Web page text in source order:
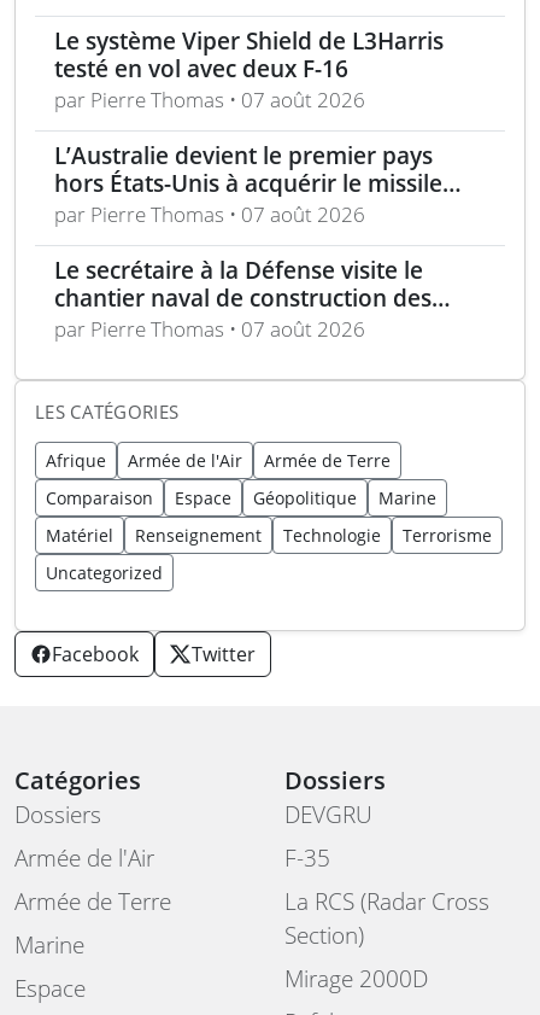
Le système Viper Shield de L3Harris
testé en vol avec deux F-16
par Pierre Thomas • 07 août 2026
L’Australie devient le premier pays
hors États-Unis à acquérir le missile
AIM-260 JATM
par Pierre Thomas • 07 août 2026
Le secrétaire à la Défense visite le
chantier naval de construction des
frégates Type 31 à Rosyth
par Pierre Thomas • 07 août 2026
LES CATÉGORIES
Afrique Armée de l'Air
Armée de Terre
Comparaison
Espace Géopolitique
Marine
Matériel
Renseignement Technologie
Terrorisme
Uncategorized
Facebook Twitter
Catégories
Dossiers
Armée de l'Air
Armée de Terre
Marine
Espace
Dossiers
DEVGRU
F-35
La RCS (Radar Cross
Section)
Mirage 2000D